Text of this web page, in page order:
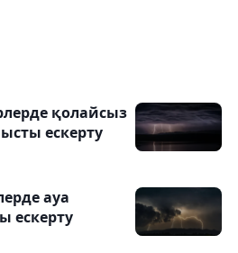
қолайсыз
ескерту
ауа
ескерту